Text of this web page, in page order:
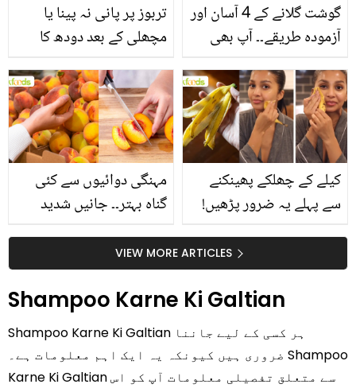
تربوز پر پانی نہ پینا یا
مچھلی کے بعد دودھ کا
سے متعلق غلط فہمیوں کی
حقیقت کیا ہے اور افواہ
کیا؟
گوشت گلانے کے 4 آسان اور
آزمودہ طریقے۔۔ آپ بھی
بتائے راز
مہنگی دوائیوں سے کئی
گناہ بہتر۔۔ جانیں شدید
کیوں کھانا چاہیے؟
کیلے کے چھلکے پھینکنے
سے پہلے یہ ضرور پڑھیں!
سستا اور قدرتی حلVIEW MORE ARTICLES
Shampoo Karne Ki Galtian
Shampoo Karne Ki Galtian ہر کسی کے لیے جاننا
ضروری ہیں کیونکہ یہ ایک اہم معلومات ہے۔ Shampoo
Karne Ki Galtian سے متعلق تفصیلی معلومات آپ کو اس